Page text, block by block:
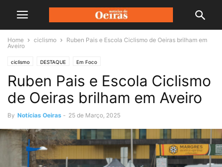
Home ciclismo
Ruben Pais e Escola Ciclismo de Oeiras brilham em
Aveiro
ciclismo DESTAQUE Em Foco
Ruben Pais e Escola Ciclismo
de Oeiras brilham em Aveiro
By Notícias Oeiras - 25 de Março, 2025